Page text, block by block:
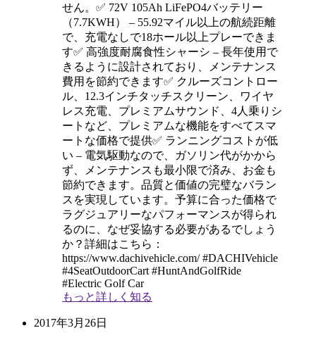
せん。✅ 72V 105Ah LiFePO4バッテリー
（7.7KWH） – 55.92マイル以上の航続距離
で、充電なしで18ホール以上プレーできま
す✅ 高強度耐腐食性シャーシ – 長年使用で
きるように設計されており、メンテナンス
費用を節約できます✅ クルーズコントロー
ル、12.3インチタッチスクリーン、ワイヤ
レス充電、プレミアムサウンド、4人乗りシ
ートなど、プレミアムな機能をすべてスマ
ートな価格で提供✅ ランニングコストが低
い – 電気駆動なので、ガソリン代がかから
ず、メンテナンスも最小限で済み、お金も
節約できます。品質と価値の完璧なバラン
スを実現しています。予算に合った価格で
ラグジュアリーなパフォーマンスが得られ
るのに、なぜ妥協する必要があるでしょう
か？詳細はこちら：
https://www.dachivehicle.com/ #DACHIVehicle
#4SeatOutdoorCart #HuntAndGolfRide
#Electric Golf Car
もっと詳しく知る
2017年3月26日